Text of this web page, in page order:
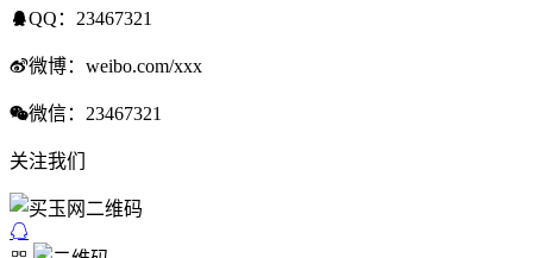
QQ：23467321
微博：weibo.com/xxx
微信：23467321
关注我们